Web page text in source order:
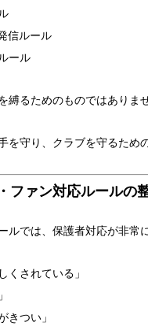
信ルール
ール
縛るためのものではありませ
を守り、クラブを守るため
ファン対応ルールの
ルでは、保護者対応が非常
くされている」
きつい」